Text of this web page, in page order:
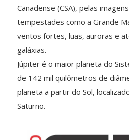
Canadense (CSA), pelas
tempestades como a Grande
ventos fortes, luas, auroras e
galáxias.
Júpiter é o maior planeta do
de 142 mil quilômetros de
planeta a partir do Sol,
Saturno.